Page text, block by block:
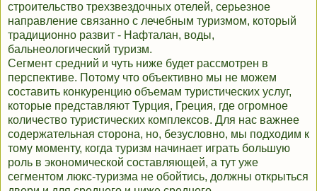
строительство трехзвездочных отелей, серьезное
направление связанно с лечебным туризмом, который
традиционно развит - Нафталан, воды,
бальнеологический туризм.
Сегмент средний и чуть ниже будет рассмотрен в
перспективе. Потому что объективно мы не можем
составить конкуренцию объемам туристических услуг,
которые представляют Турция, Греция, где огромное
количество туристических комплексов. Для нас важнее
содержательная сторона, но, безусловно, мы подходим к
тому моменту, когда туризм начинает играть большую
роль в экономической составляющей, а тут уже
сегментом люкс-туризма не обойтись, должны открыться